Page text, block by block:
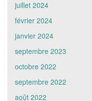
juillet 2024
février 2024
janvier 2024
septembre 2023
octobre 2022
septembre 2022
août 2022